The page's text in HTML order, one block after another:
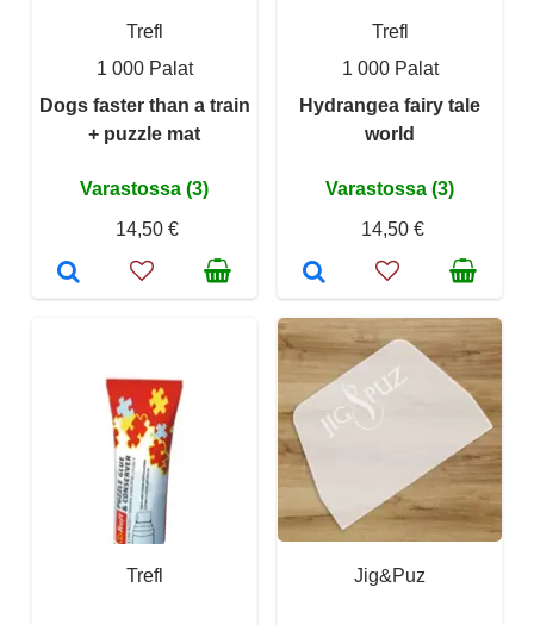
Trefl
1 000 Palat
Dogs faster than a train
+ puzzle mat
Varastossa (3)
14,50 €
Trefl
1 000 Palat
Hydrangea fairy tale
world
Varastossa (3)
14,50 €
Trefl Jig&Puz